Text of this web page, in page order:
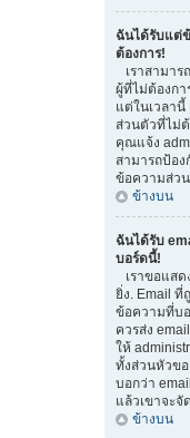
ฉันได้รับแต่
ต้องการ!
เราสามาร
ผู้ที่ไม่ต้องก
แต่ในเวลา
ส่วนตัวที่ไม่
คุณแจ้ง
สามารถป้อ
ข้อความส่ว
ข้างบน
ฉันได้รับ
บอร์ดนี้!
เราขอแสด
ยิ่ง. Email ที่
ข้อความที่บ
ควรส่ง
ให้
ทั้งส่วนหัวข
บอกว่า
แล้วเขาจะจั
ข้างบน